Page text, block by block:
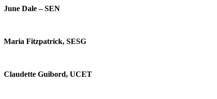
June Dale – SEN
Maria Fitzpatrick, SESG
Claudette Guibord, UCET